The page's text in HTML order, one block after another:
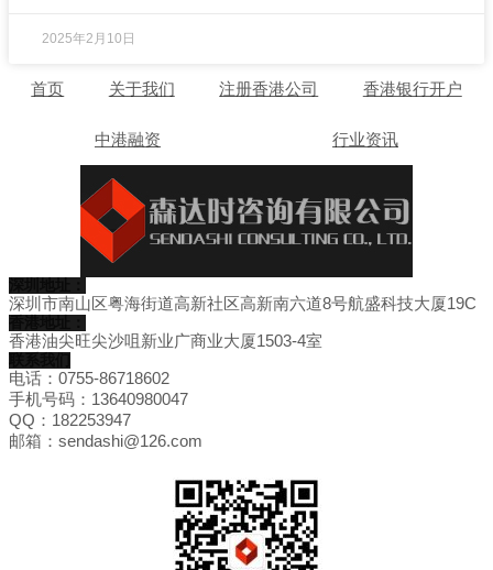
2025年2月10日
首页 关于我们 注册香港公司 香港银行开户
中港融资 行业资讯
深圳市南山区粤海街道高新社区高新南六道8号航盛科技大厦19C
香港油尖旺尖沙咀新业广商业大厦1503-4室
电话：0755-86718602
手机号码：13640980047
QQ：182253947
邮箱：sendashi@126.com